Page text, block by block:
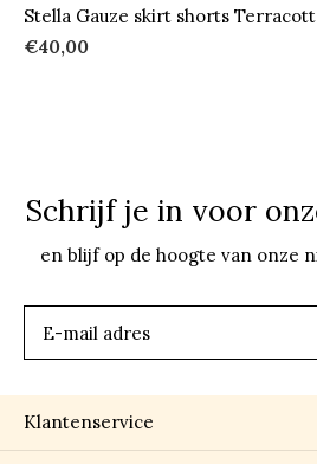
Stella Gauze skirt shorts
€40,00
Schrijf je in voor
en blijf op de hoogte van onze
Klantenservice